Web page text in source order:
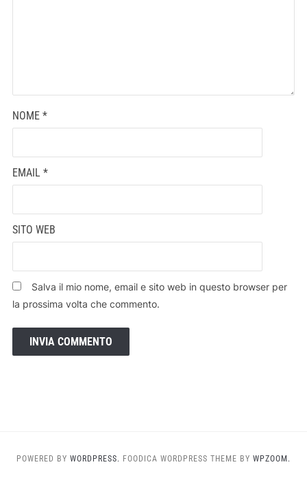
NOME *
EMAIL *
SITO WEB
Salva il mio nome, email e sito web in questo browser per
la prossima volta che commento.
POWERED BY WORDPRESS. FOODICA WORDPRESS THEME BY WPZOOM.